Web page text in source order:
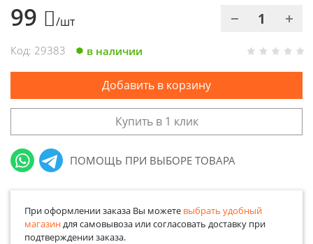
99 /шт
Код: 29383 в наличии
Добавить в корзину
Купить в 1 клик
ПОМОЩЬ ПРИ ВЫБОРЕ ТОВАРА
При оформлении заказа Вы можете выбрать удобный
магазиндля самовывоза или согласовать доставку при
подтверждении заказа.